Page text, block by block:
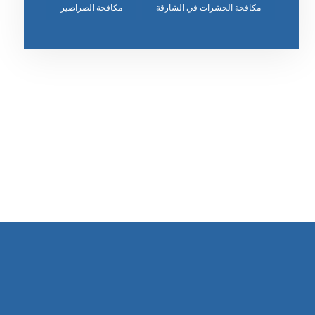
مكافحة الحشرات في الشارقة مكافحة الصراصير